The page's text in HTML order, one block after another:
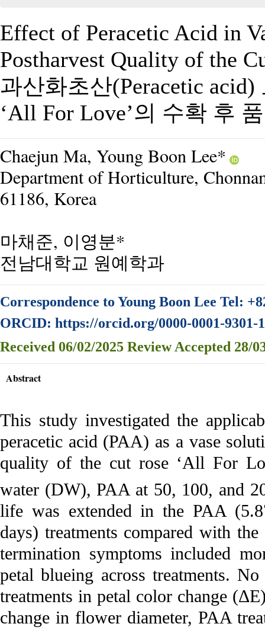
Effect of Peracetic Acid in
Postharvest Quality of the
과산화초산(Peracetic
‘All For Love’의 수확 후
Chaejun Ma, Young Boon Lee*
Department of Horticulture,
61186, Korea
마채준, 이영분*
전남대학교 원예학과
Correspondence to Young Boon Lee Tel:
ORCID: https://orcid.org/0000-0001-9301-
Received 06/02/2025 Review Accepted 28/
Abstract
This study investigated the
peracetic acid (PAA) as a vase
quality of the cut rose ‘All For
water (DW), PAA at 50, 100, and
life was extended in the PAA
days) treatments compared with
termination symptoms included
petal blueing across treatments.
treatments in petal color change
change in flower diameter, PAA